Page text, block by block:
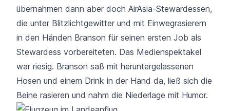
übernahmen dann aber doch AirAsia-Stewardessen,
die unter Blitzlichtgewitter und mit Einwegrasierern
in den Händen Branson für seinen ersten Job als
Stewardess vorbereiteten. Das Medienspektakel
war riesig. Branson saß mit heruntergelassenen
Hosen und einem Drink in der Hand da, ließ sich die
Beine rasieren und nahm die Niederlage mit Humor.